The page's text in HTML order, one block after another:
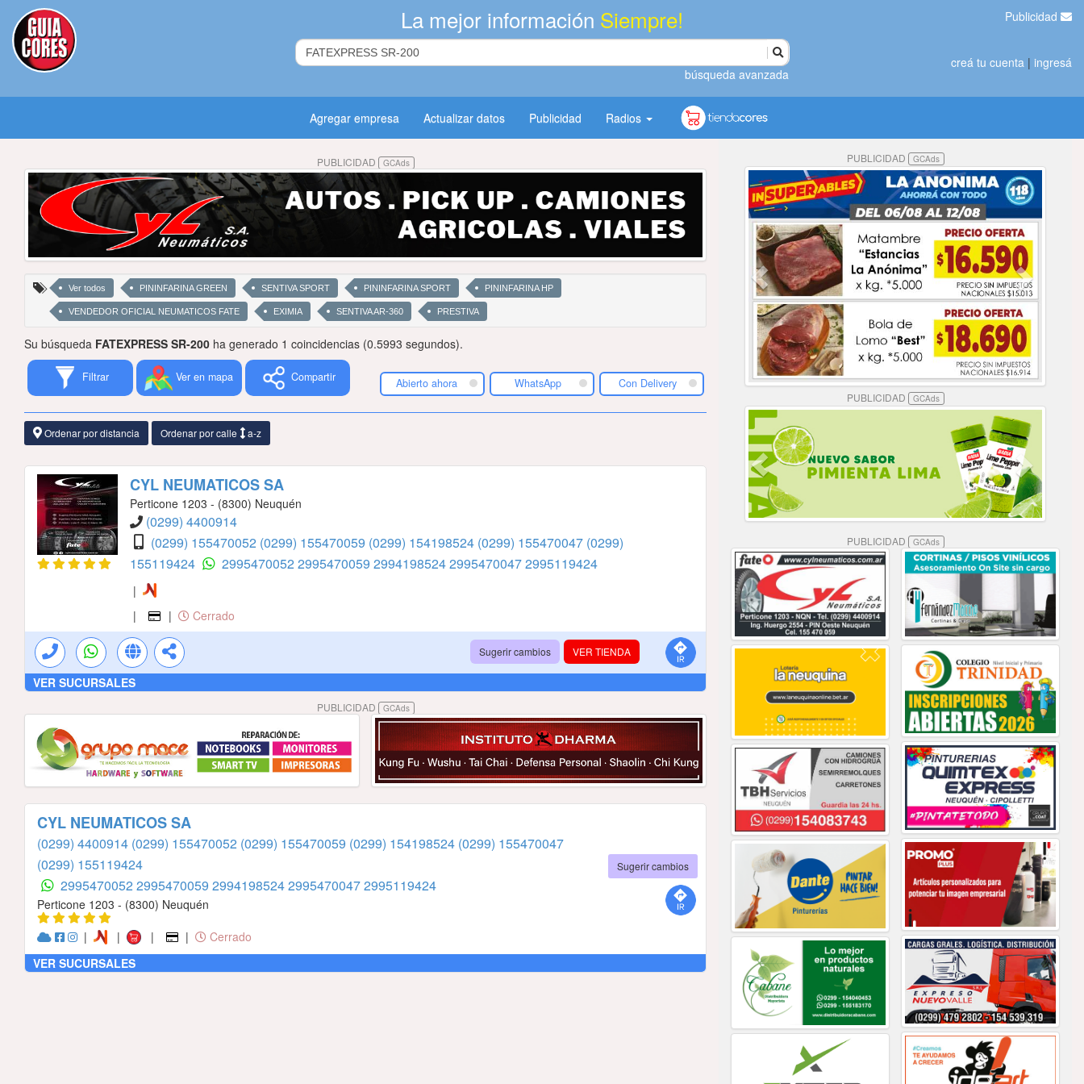
La mejor información Siempre!
búsqueda avanzada
Publicidad
creá tu cuenta | ingresá
Agregar empresa Actualizar datos Publicidad Radios
PUBLICIDAD GCAds
Ver todos PININFARINA GREEN SENTIVA SPORT PININFARINA SPORT PININFARINA HP
VENDEDOR OFICIAL NEUMATICOS FATE EXIMIA SENTIVA AR-360 PRESTIVA
Su búsqueda FATEXPRESS SR-200 ha generado 1 coincidencias (0.5993 segundos).
Filtrar Ver en mapa Compartir Abierto ahora WhatsApp Con Delivery
Ordenar por distancia Ordenar por calle a-z
CYL NEUMATICOS SA
Perticone 1203 - (8300) Neuquén
(0299) 4400914
(0299) 155470052 (0299) 155470059 (0299) 154198524 (0299) 155470047 (0299)
155119424
2995470052 2995470059 299419852429954700472995119424
|
|
| Cerrado
VER TIENDA
Sugerir cambios
VER SUCURSALES
PUBLICIDAD GCAds
CYL NEUMATICOS SA
(0299) 4400914 (0299) 155470052 (0299) 155470059 (0299) 154198524 (0299) 155470047
(0299) 155119424
2995470052 2995470059 299419852429954700472995119424
Perticone 1203 - (8300) Neuquén
|
| | | Cerrado
Sugerir cambios
VER SUCURSALES
PUBLICIDAD GCAds
PUBLICIDAD GCAds
PUBLICIDAD GCAds